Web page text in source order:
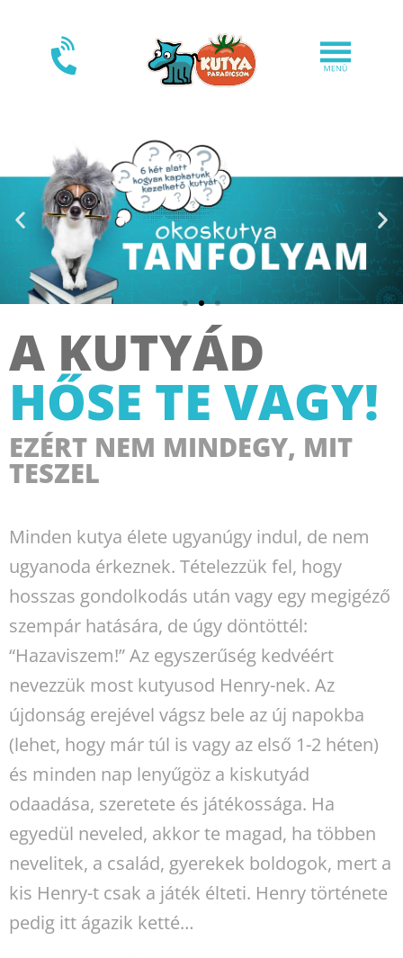
A KUTYÁD
HŐSE TE VAGY!
EZÉRT NEM MINDEGY, MIT
TESZEL
Minden kutya élete ugyanúgy indul, de nem
ugyanoda érkeznek. Tételezzük fel, hogy
hosszas gondolkodás után vagy egy megigéző
szempár hatására, de úgy döntöttél:
“Hazaviszem!” Az egyszerűség kedvéért
nevezzük most kutyusod Henry-nek. Az
újdonság erejével vágsz bele az új napokba
(lehet, hogy már túl is vagy az első 1-2 héten)
és minden nap lenyűgöz a kiskutyád
odaadása, szeretete és játékossága. Ha
egyedül neveled, akkor te magad, ha többen
nevelitek, a család, gyerekek boldogok, mert a
kis Henry-t csak a játék élteti. Henry története
pedig itt ágazik ketté…